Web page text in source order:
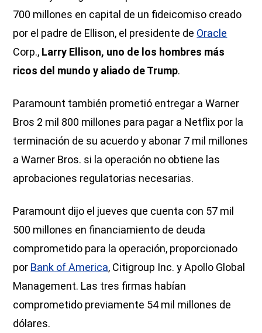
700 millones en capital de un fideicomiso creado
por el padre de Ellison, el presidente de Oracle
Corp., Larry Ellison, uno de los hombres más
ricos del mundo y aliado de Trump.
Paramount también prometió entregar a Warner
Bros 2 mil 800 millones para pagar a Netflix por la
terminación de su acuerdo y abonar 7 mil millones
a Warner Bros. si la operación no obtiene las
aprobaciones regulatorias necesarias.
Paramount dijo el jueves que cuenta con 57 mil
500 millones en financiamiento de deuda
comprometido para la operación, proporcionado
por Bank of America, Citigroup Inc. y Apollo Global
Management. Las tres firmas habían
comprometido previamente 54 mil millones de
dólares.